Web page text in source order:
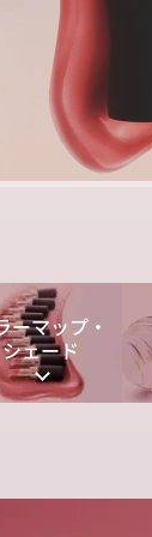
ーマップ・
シェード